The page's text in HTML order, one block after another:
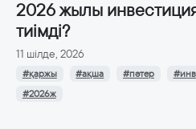
2026 жылы
тиімді?
11 шілде, 2026
#қаржы #ақша #пәтер
#2026ж